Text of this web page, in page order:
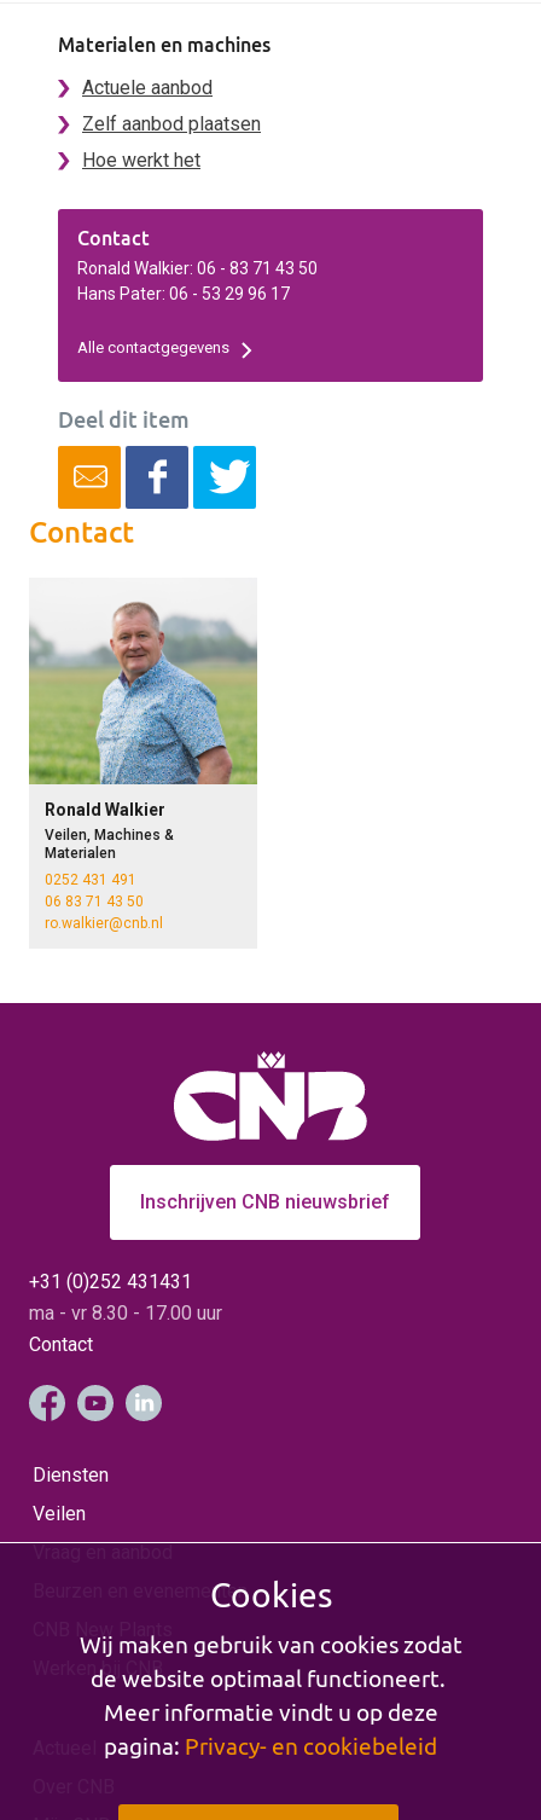
Materialen en machines
Actuele aanbod
Zelf aanbod plaatsen
Hoe werkt het
Contact
Ronald Walkier: 06 - 83 71 43 50
Hans Pater: 06 - 53 29 96 17
Alle contactgegevens
Deel dit item
Contact
Ronald Walkier
Veilen, Machines &
Materialen
0252 431 491
06 83 71 43 50
ro.walkier@cnb.nl
Inschrijven CNB nieuwsbrief
+31 (0)252 431431
ma - vr 8.30 - 17.00 uur
Contact
Diensten
Veilen
Beurzen en evenementen
CNB New Plants
Werken bij CNB
Cookies
Wij maken gebruik van cookies zodat
de website optimaal functioneert.
Meer informatie vindt u op deze
pagina: Privacy- en cookiebeleid